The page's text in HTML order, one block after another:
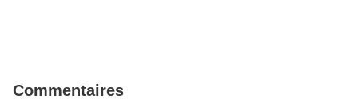
Commentaires